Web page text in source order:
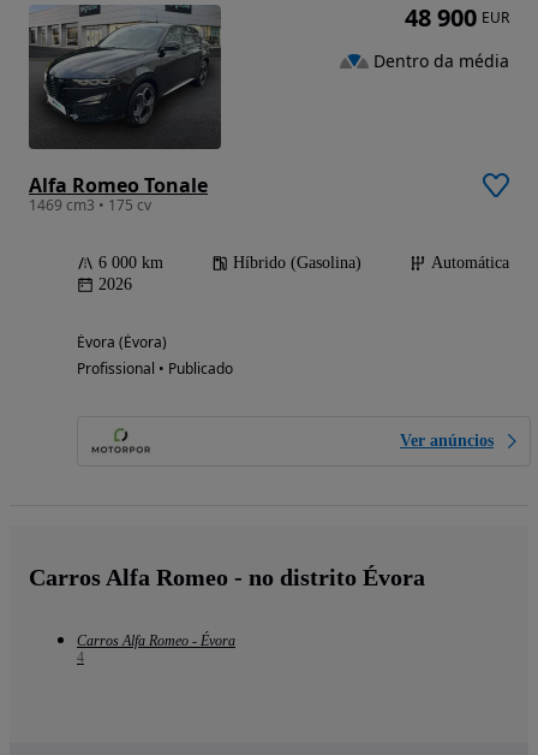
Alfa Romeo Tonale
1469 cm3 • 175 cv
6 000 km Híbrido (Gasolina)
Automática
2026
Évora (Évora)
Profissional • Publicado
Ver anúncios
48 900 EUR
Dentro da média
Carros Alfa Romeo - no distrito Évora
Carros Alfa Romeo - Évora
4